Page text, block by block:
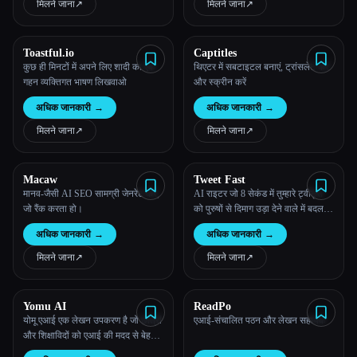
मिलने जाना↗︎
निबंध और पेपर फ़ॉर्मेट करने में मदद करता
मिलने जाना↗︎
Toastful.io
कुछ ही मिनटों में अपने लिए शादी का एक
गहन व्यक्तिगत भाषण लिखवाओ
अधिक जानकारी →
मिलने जाना↗︎
Captitles
थिएटर में सबटाइटल बनाएं, ट्रांसलेट करें
और स्क्रीन करें
अधिक जानकारी →
मिलने जाना↗︎
Macaw
मानव-जैसी AI SEO सामग्री जेनरेट करें,
जो रैंक करता हो।
अधिक जानकारी →
मिलने जाना↗︎
Tweet Fast
AI राइटर जो 8 सेकंड में तुम्हारे ट्वीट्स
को पुरुषों से दिमाग उड़ा देने वाले में बदल
देता है।
अधिक जानकारी →
मिलने जाना↗︎
Yomu AI
योमू एआई एक लेखन उपकरण है जो छात्रों
और शिक्षाविदों को एआई की मदद से बेहतर
निबंध और शोध पत्र बनाने में मदद करता
ReadPo
एआई-संचालित पठन और लेखन सहायक